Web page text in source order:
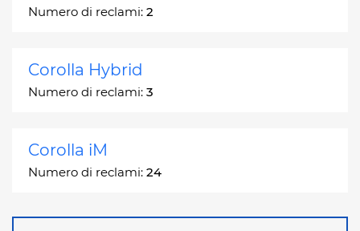
Numero di reclami: 2
Corolla Hybrid
Numero di reclami: 3
Corolla iM
Numero di reclami: 24